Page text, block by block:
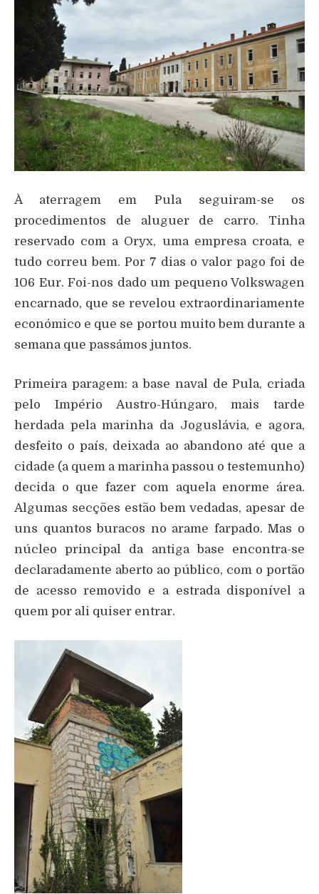
À aterragem em Pula seguiram-se os
procedimentos de aluguer de carro. Tinha
reservado com a Oryx, uma empresa croata, e
tudo correu bem. Por 7 dias o valor pago foi de
106 Eur. Foi-nos dado um pequeno Volkswagen
encarnado, que se revelou extraordinariamente
económico e que se portou muito bem durante a
semana que passámos juntos.
Primeira paragem: a base naval de Pula, criada
pelo Império Austro-Húngaro, mais tarde
herdada pela marinha da Joguslávia, e agora,
desfeito o país, deixada ao abandono até que a
cidade (a quem a marinha passou o testemunho)
decida o que fazer com aquela enorme área.
Algumas secções estão bem vedadas, apesar de
uns quantos buracos no arame farpado. Mas o
núcleo principal da antiga base encontra-se
declaradamente aberto ao público, com o portão
de acesso removido e a estrada disponível a
quem por ali quiser entrar.